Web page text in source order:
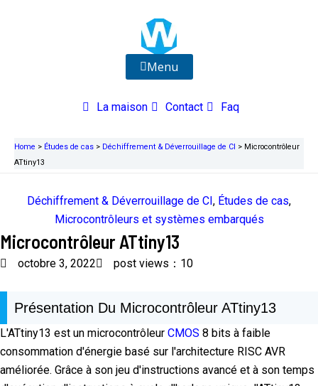
Menu
La maison Contact Faq
Home > Études de cas > Déchiffrement & Déverrouillage de CI > Microcontrôleur
ATtiny13
Déchiffrement & Déverrouillage de CI, Études de cas,
Microcontrôleurs et systèmes embarqués
Microcontrôleur ATtiny13
octobre 3, 2022 post views：10
Présentation Du Microcontrôleur ATtiny13
L'ATtiny13 est un microcontrôleur CMOS 8 bits à faible
consommation d'énergie basé sur l'architecture RISC AVR
améliorée. Grâce à son jeu d'instructions avancé et à son temps